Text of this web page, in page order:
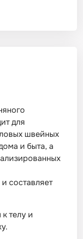
для
швейных
и быта, а
составляет
телу и